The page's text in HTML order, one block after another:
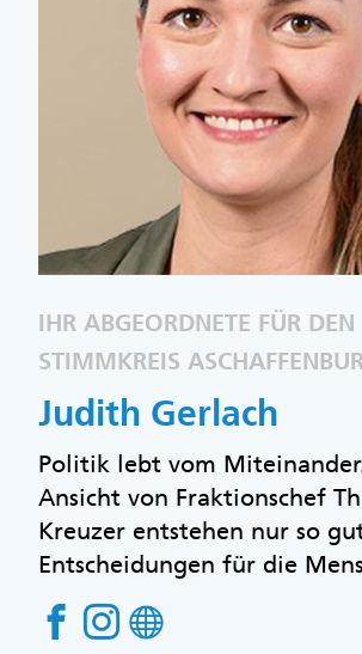
IHR ABGEORDNETE FÜR DEN
STIMMKREIS
Judith Gerlach
Politik lebt vom
Ansicht von Fraktionschef
Kreuzer entstehen nur so
Entscheidungen für die